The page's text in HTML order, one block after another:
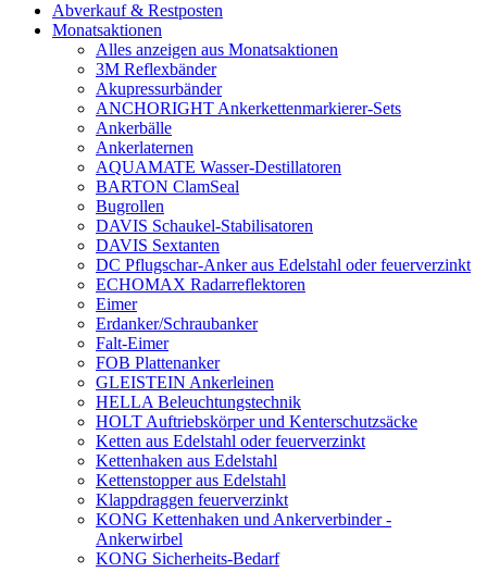
Abverkauf & Restposten
Monatsaktionen
Alles anzeigen aus Monatsaktionen
3M Reflexbänder
Akupressurbänder
ANCHORIGHT Ankerkettenmarkierer-Sets
Ankerbälle
Ankerlaternen
AQUAMATE Wasser-Destillatoren
BARTON ClamSeal
Bugrollen
DAVIS Schaukel-Stabilisatoren
DAVIS Sextanten
DC Pflugschar-Anker aus Edelstahl oder feuerverzinkt
ECHOMAX Radarreflektoren
Eimer
Erdanker/Schraubanker
Falt-Eimer
FOB Plattenanker
GLEISTEIN Ankerleinen
HELLA Beleuchtungstechnik
HOLT Auftriebskörper und Kenterschutzsäcke
Ketten aus Edelstahl oder feuerverzinkt
Kettenhaken aus Edelstahl
Kettenstopper aus Edelstahl
Klappdraggen feuerverzinkt
KONG Kettenhaken und Ankerverbinder -
Ankerwirbel
KONG Sicherheits-Bedarf